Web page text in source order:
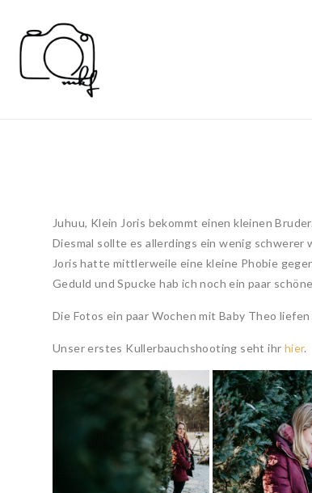
Juhuu, Klein Joris bekommt einen kleinen
Diesmal sollte es allerdings ein wenig schwerer
Joris hatte mittlerweile eine kleine Phobie
Geduld und Spucke hab ich noch ein paar
Die Fotos ein paar Wochen mit Baby Theo
Unser erstes Kullerbauchshooting seht ihr hier.